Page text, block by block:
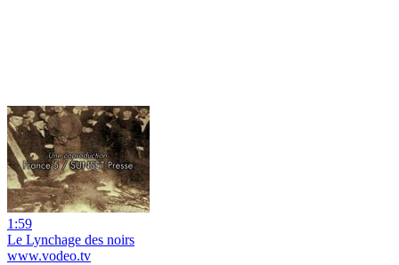
1:59
Le Lynchage des noirs
www.vodeo.tv